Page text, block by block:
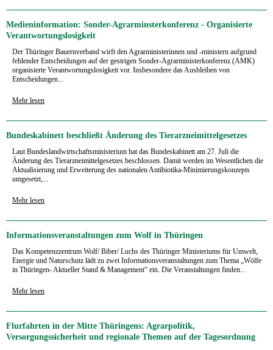
Medieninformation: Sonder-Agrarminsterkonferenz - Organisierte
Verantwortungslosigkeit
Der Thüringer Bauernverband wirft den Agrarministerinnen und -ministern aufgrund
fehlender Entscheidungen auf der gestrigen Sonder-Agrarministerkonferenz (AMK)
organisierte Verantwortungslosigkeit vor. Insbesondere das Ausbleiben von
Entscheidungen...
Mehr lesen
Bundeskabinett beschließt Änderung des Tierarzneimittelgesetzes
Laut Bundeslandwirtschaftsministerium hat das Bundeskabinett am 27. Juli die
Änderung des Tierarzneimittelgesetzes beschlossen. Damit werden im Wesentlichen die
Aktualisierung und Erweiterung des nationalen Antibiotika-Minimierungskonzepts
umgesetzt,...
Mehr lesen
Informationsveranstaltungen zum Wolf in Thüringen
Das Kompetenzzentrum Wolf/ Biber/ Luchs des Thüringer Ministeriums für Umwelt,
Energie und Naturschutz lädt zu zwei Informationsveranstaltungen zum Thema „Wölfe
in Thüringen- Aktueller Stand & Management“ ein. Die Veranstaltungen finden...
Mehr lesen
Flurfahrten in der Mitte Thüringens: Agrarpolitik,
Versorgungssicherheit und regionale Themen auf der Tagesordnung